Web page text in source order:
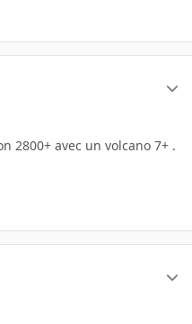
2800+ avec un volcano 7+ .